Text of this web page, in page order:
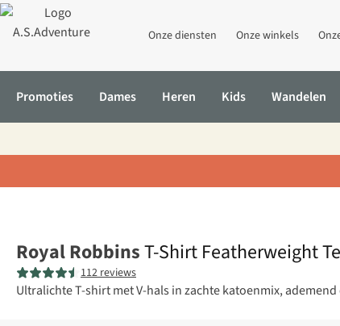
Onze diensten Onze winkels
Promoties Dames Heren Kids Wandelen
Royal RobbinsT-Shirt Featherweight
112 reviews
Ultralichte T-shirt met V-hals in zachte katoenmix,